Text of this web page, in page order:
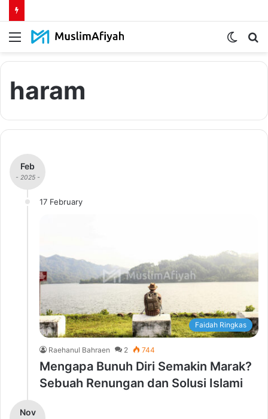
Menu
Switch
haram
Feb
- 2025 -
17 February
Faidah Ringkas
Raehanul Bahraen 2 744
Mengapa Bunuh Diri Semakin Marak?
Sebuah Renungan dan Solusi Islami
Nov